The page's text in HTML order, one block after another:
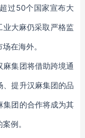
过50个国家宣布大
大麻仍采取严格监
在海外。
集团将借助跨境通
、提升汉麻集团的品
集团的合作将成为其
例。